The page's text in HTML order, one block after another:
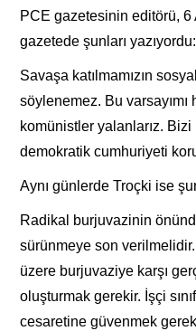
PCE gazetesinin editörü,
gazetede şunları yazıyordu:
Savaşa katılmamızın
söylenemez. Bu
komünistler yalanlarız.
demokratik cumhuriyeti
Aynı günlerde Troçki ise
Radikal burjuvazinin
sürünmeye son
üzere burjuvaziye karşı
oluşturmak gerekir. İşçi
cesaretine güvenmek